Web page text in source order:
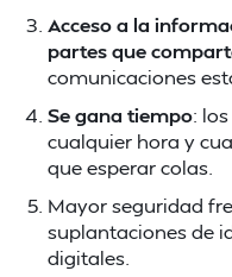
Acceso a la
partes que
comunicaciones
Se gana tiempo:
cualquier hora y
que esperar colas.
Mayor seguridad
suplantaciones de
digitales.